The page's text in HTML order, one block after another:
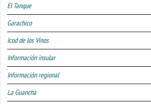
El Tanque
Garachico
Icod de los Vinos
Información insular
Información regional
La Guancha